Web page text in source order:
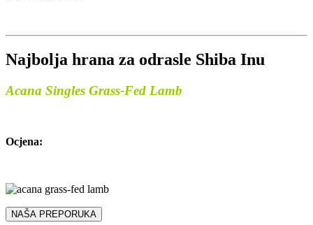
Najbolja hrana za odrasle Shiba Inu
Acana Singles Grass-Fed Lamb
Ocjena:
NAŠA PREPORUKA